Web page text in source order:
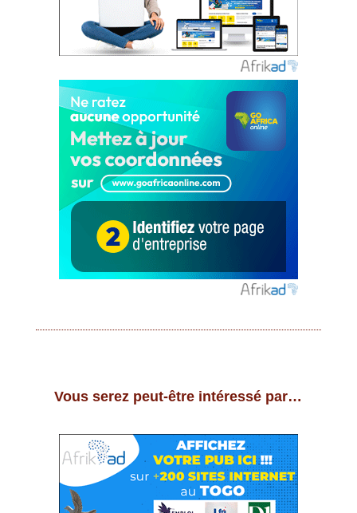
Vous serez peut-être intéressé par…